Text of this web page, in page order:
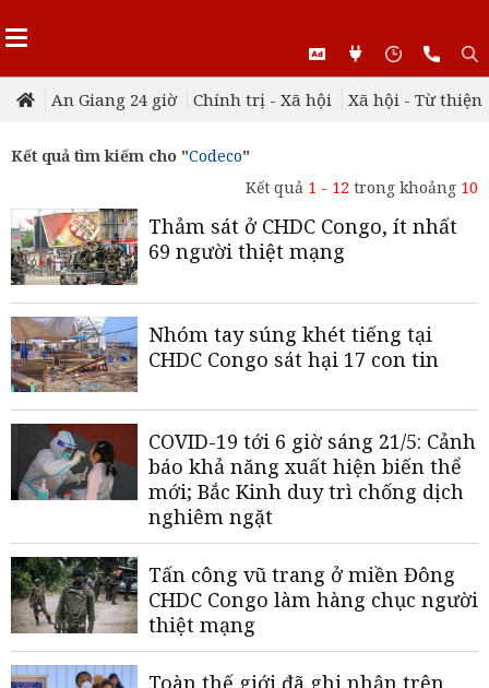
An Giang 24 giờ Chính trị - Xã hội Xã hội - Từ thiện
Kết quả tìm kiếm cho "Codeco"
Kết quả 1 - 12 trong khoảng 10
Thảm sát ở CHDC Congo, ít nhất
69 người thiệt mạng
Nhóm tay súng khét tiếng tại
CHDC Congo sát hại 17 con tin
COVID-19 tới 6 giờ sáng 21/5: Cảnh
báo khả năng xuất hiện biến thể
mới; Bắc Kinh duy trì chống dịch
nghiêm ngặt
Tấn công vũ trang ở miền Đông
CHDC Congo làm hàng chục người
thiệt mạng
Toàn thế giới đã ghi nhận trên